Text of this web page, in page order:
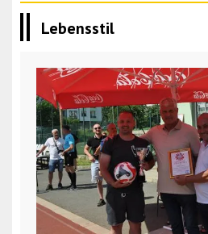
Lebensstil